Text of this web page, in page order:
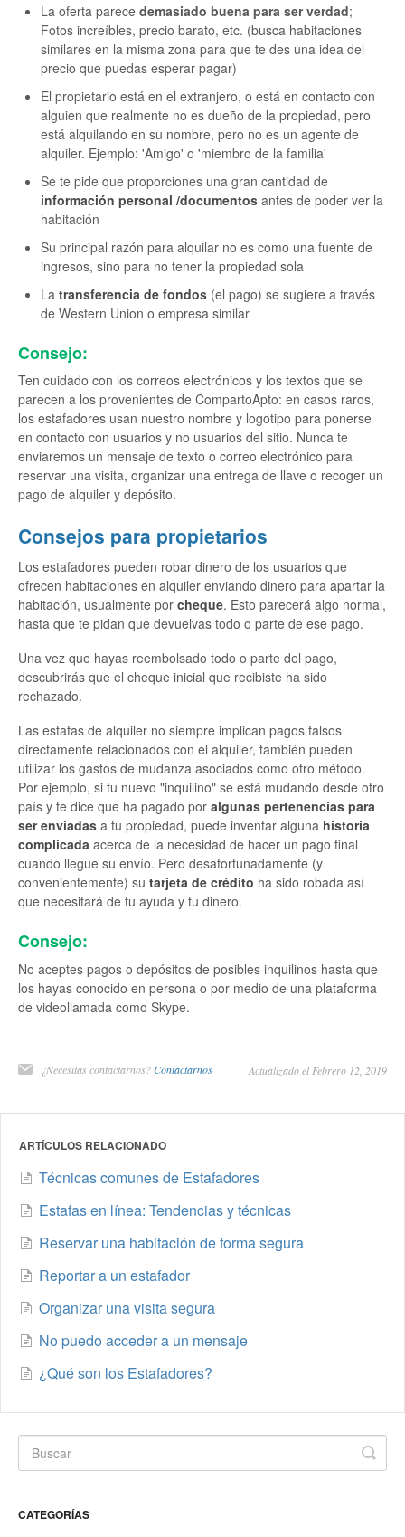
La oferta parece demasiado buena para ser verdad;
Fotos increíbles, precio barato, etc. (busca habitaciones
similares en la misma zona para que te des una idea del
precio que puedas esperar pagar)
El propietario está en el extranjero, o está en contacto con
alguien que realmente no es dueño de la propiedad, pero
está alquilando en su nombre, pero no es un agente de
alquiler. Ejemplo: 'Amigo' o 'miembro de la familia'
Se te pide que proporciones una gran cantidad de
información personal /documentos antes de poder ver la
habitación
Su principal razón para alquilar no es como una fuente de
ingresos, sino para no tener la propiedad sola
La transferencia de fondos (el pago) se sugiere a través
de Western Union o empresa similar
Consejo:
Ten cuidado con los correos electrónicos y los textos que se
parecen a los provenientes de CompartoApto: en casos raros,
los estafadores usan nuestro nombre y logotipo para ponerse
en contacto con usuarios y no usuarios del sitio. Nunca te
enviaremos un mensaje de texto o correo electrónico para
reservar una visita, organizar una entrega de llave o recoger un
pago de alquiler y depósito.
Consejos para propietarios
Los estafadores pueden robar dinero de los usuarios que
ofrecen habitaciones en alquiler enviando dinero para apartar la
habitación, usualmente por cheque. Esto parecerá algo normal,
hasta que te pidan que devuelvas todo o parte de ese pago.
Una vez que hayas reembolsado todo o parte del pago,
descubrirás que el cheque inicial que recibiste ha sido
rechazado.
Las estafas de alquiler no siempre implican pagos falsos
directamente relacionados con el alquiler, también pueden
utilizar los gastos de mudanza asociados como otro método.
Por ejemplo, si tu nuevo "inquilino" se está mudando desde otro
país y te dice que ha pagado por algunas pertenencias para
ser enviadas a tu propiedad, puede inventar alguna historia
complicada acerca de la necesidad de hacer un pago final
cuando llegue su envío. Pero desafortunadamente (y
convenientemente) su tarjeta de crédito ha sido robada así
que necesitará de tu ayuda y tu dinero.
Consejo:
No aceptes pagos o depósitos de posibles inquilinos hasta que
los hayas conocido en persona o por medio de una plataforma
de videollamada como Skype.
¿Necesitas contactarnos?Contactarnos Actualizado el Febrero 12, 2019
ARTÍCULOS RELACIONADO
Técnicas comunes de Estafadores
Estafas en línea: Tendencias y técnicas
Reservar una habitación de forma segura
Reportar a un estafador
Organizar una visita segura
No puedo acceder a un mensaje
¿Qué son los Estafadores?
CATEGORÍAS